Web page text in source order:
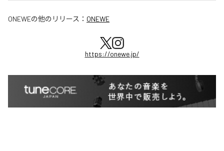
ONEWEの他のリリース： ONEWE
https://onewe.jp/